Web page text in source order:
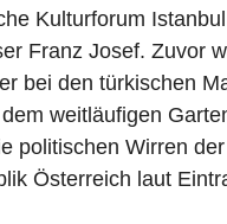
Kulturforum
Franz Josef. Zuvor
bei den türkischen
weitläufigen
politischen Wirren
Österreich laut